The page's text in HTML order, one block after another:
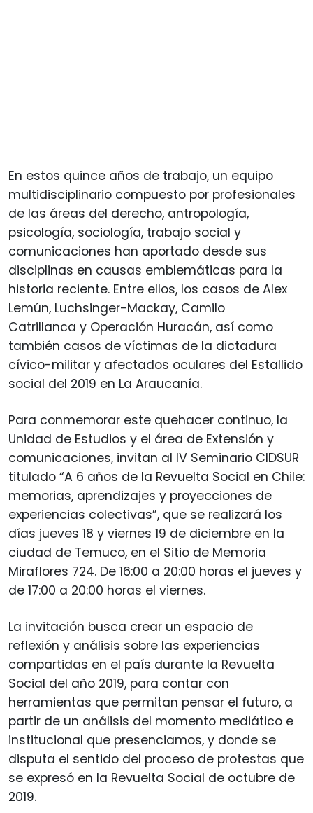
En estos quince años de trabajo, un equipo
multidisciplinario compuesto por profesionales
de las áreas del derecho, antropología,
psicología, sociología, trabajo social y
comunicaciones han aportado desde sus
disciplinas en causas emblemáticas para la
historia reciente. Entre ellos, los casos de Alex
Lemún, Luchsinger-Mackay, Camilo
Catrillanca y Operación Huracán, así como
también casos de víctimas de la dictadura
cívico-militar y afectados oculares del Estallido
social del 2019 en La Araucanía.
Para conmemorar este quehacer continuo, la
Unidad de Estudios y el área de Extensión y
comunicaciones, invitan al IV Seminario CIDSUR
titulado “A 6 años de la Revuelta Social en Chile:
memorias, aprendizajes y proyecciones de
experiencias colectivas”, que se realizará los
días jueves 18 y viernes 19 de diciembre en la
ciudad de Temuco, en el Sitio de Memoria
Miraflores 724. De 16:00 a 20:00 horas el jueves y
de 17:00 a 20:00 horas el viernes.
La invitación busca crear un espacio de
reflexión y análisis sobre las experiencias
compartidas en el país durante la Revuelta
Social del año 2019, para contar con
herramientas que permitan pensar el futuro, a
partir de un análisis del momento mediático e
institucional que presenciamos, y donde se
disputa el sentido del proceso de protestas que
se expresó en la Revuelta Social de octubre de
2019.